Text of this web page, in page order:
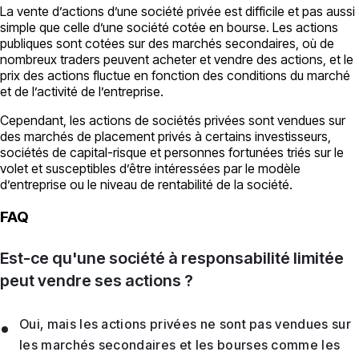
La vente d’actions d’une société privée est difficile et pas aussi
simple que celle d’une société cotée en bourse. Les actions
publiques sont cotées sur des marchés secondaires, où de
nombreux traders peuvent acheter et vendre des actions, et le
prix des actions fluctue en fonction des conditions du marché
et de l’activité de l’entreprise.
Cependant, les actions de sociétés privées sont vendues sur
des marchés de placement privés à certains investisseurs,
sociétés de capital-risque et personnes fortunées triés sur le
volet et susceptibles d’être intéressées par le modèle
d’entreprise ou le niveau de rentabilité de la société.
FAQ
Est-ce qu'une société à responsabilité limitée
peut vendre ses actions ?
Oui, mais les actions privées ne sont pas vendues sur
les marchés secondaires et les bourses comme les